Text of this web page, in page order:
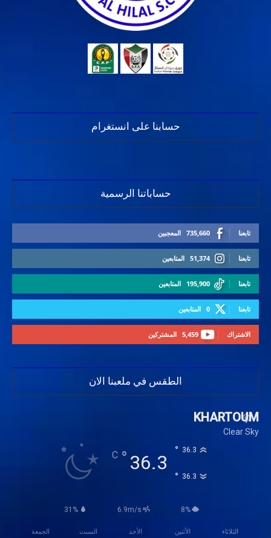
حسابنا على انستغرام
حساباتنا الرسمية
735,660 المعجبين تابعنا
51,374 المتابعين تابعنا
195,900 المتابعين تابعنا
0 المتابعين تابعنا
5,459 المشتركين الاشتراك
الطقس في ملعبنا الان
KHARTOUM
Clear Sky
36.3
°
C 36.3
°
36.3
°
31% 6.9m/s 8%
الجمعة السبت الأحد الأثنين الثلاثاء